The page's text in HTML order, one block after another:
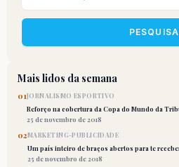
Mais lidos da semana
01JORNALISMO ESPORTIVO
Reforço na cobertura da Copa do Mundo da
25 de novembro de 2018
02MARKETING-PUBLICIDADE
Um país inteiro de braços abertos para te
25 de novembro de 2018